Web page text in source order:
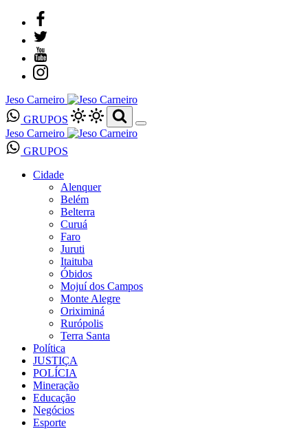
Jeso Carneiro
GRUPOS
Jeso Carneiro
GRUPOS
Cidade
Alenquer
Belém
Belterra
Curuá
Faro
Juruti
Itaituba
Óbidos
Mojuí dos Campos
Monte Alegre
Oriximiná
Rurópolis
Terra Santa
Política
JUSTIÇA
POLÍCIA
Mineração
Educação
Negócios
Esporte